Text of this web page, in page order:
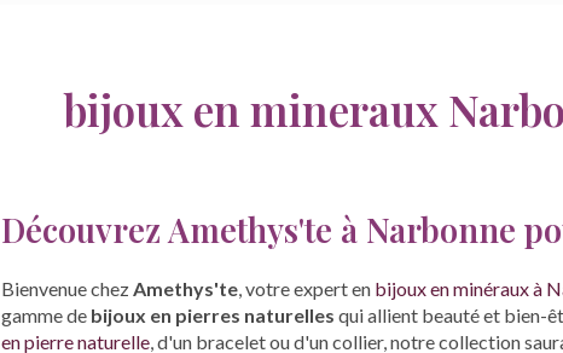
bijoux en mineraux
Découvrez Amethys'te à Narbonne
Bienvenue chezAmethys'te, votre expert en bijoux en minéraux à
gamme de bijoux en pierres naturelles qui allient beauté et bien-
en pierre naturelle, d'un bracelet ou d'un collier, notre collection